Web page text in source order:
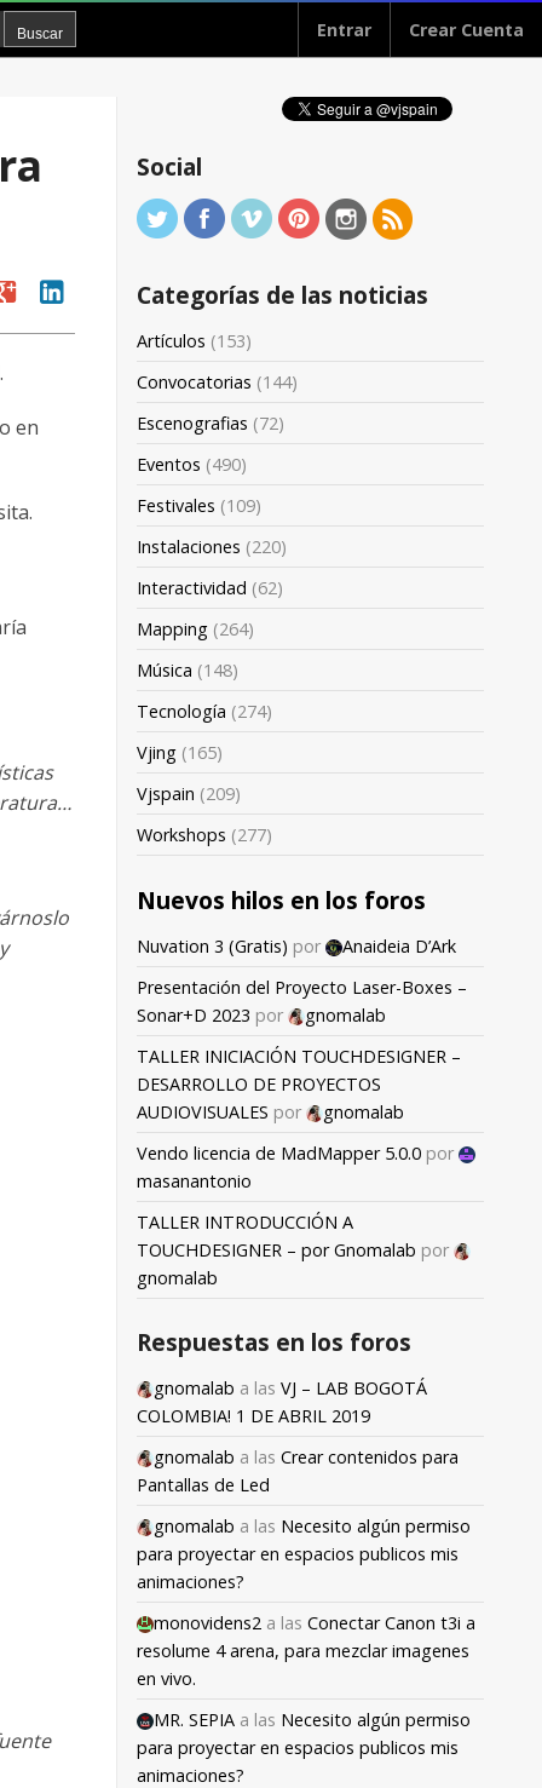
Entrar Crear Cuenta
linkedin
en
Social
Categorías de las noticias
Artículos (153)
Convocatorias (144)
Escenografias (72)
Eventos (490)
Festivales (109)
Instalaciones (220)
Interactividad (62)
Mapping (264)
Música (148)
Tecnología (274)
Vjing (165)
Vjspain (209)
Workshops (277)
Nuevos hilos en los foros
Nuvation 3 (Gratis) por
Anaideia D’Ark
Presentación del Proyecto Laser-Boxes –
Sonar+D 2023 por
gnomalab
TALLER INICIACIÓN TOUCHDESIGNER –
DESARROLLO DE PROYECTOS
AUDIOVISUALES por
gnomalab
Vendo licencia de MadMapper 5.0.0 por
masanantonio
TALLER INTRODUCCIÓN A
TOUCHDESIGNER – por Gnomalab por
gnomalab
Respuestas en los foros
gnomalab a las VJ – LAB BOGOTÁ
COLOMBIA! 1 DE ABRIL 2019
gnomalab a las Crear contenidos para
Pantallas de Led
gnomalab a las Necesito algún permiso
para proyectar en espacios publicos mis
animaciones?
monovidens2 a las Conectar Canon t3i a
resolume 4 arena, para mezclar imagenes
en vivo.
MR. SEPIA a las Necesito algún permiso
para proyectar en espacios publicos mis
animaciones?